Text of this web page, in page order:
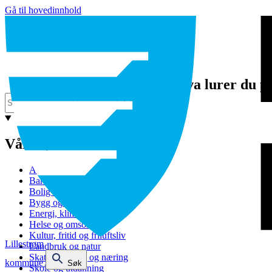
Gå til hovedinnhold
Lillestrøm
kommune
Søk
Hva lurer du
Våre tjenester
Avfall og gjenvinning
Barnehage
Bolig og sosiale tjenester
Bygg og eiendom
Energi, klima og miljø
Helse og omsorg
Kultur, fritid og friluftsliv
Landbruk og natur
Skatt, bevilling og næring
Skole og utdanning